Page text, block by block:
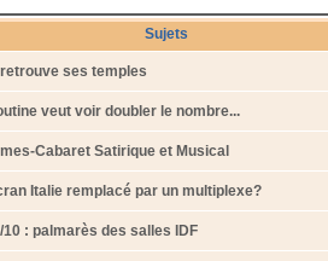
Sujets
ses temples
veut voir doubler le nombre...
Cabaret Satirique et Musical
Italie remplacé par un multiplexe?
: palmarès des salles IDF